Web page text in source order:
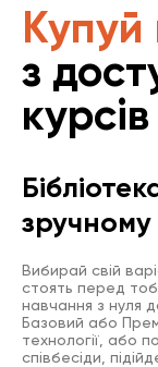
Купуй
з
Вибирай свій
стоять перед
навчання з нуля
Базовий або
технології, або
співбесіди,